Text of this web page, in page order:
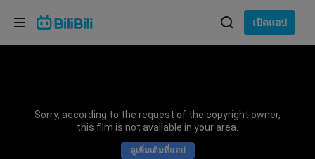
เปิดแอป
Sorry, according to the request of the copyright owner,
this film is not available in your area.
ดูเพิ่มเติมที่แอป
เลือกภาษา